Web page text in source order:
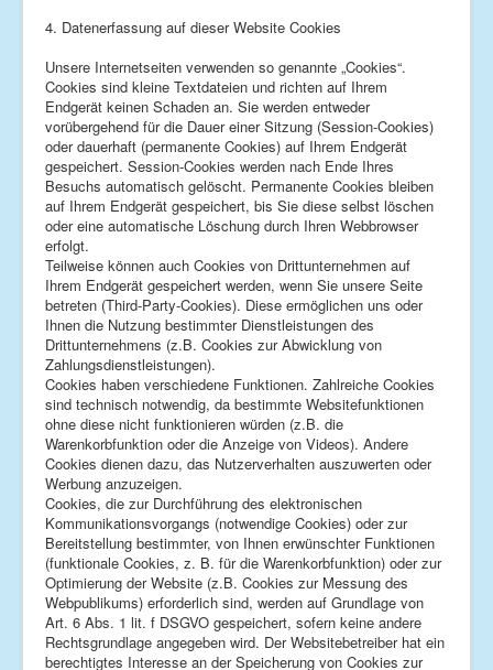
4. Datenerfassung auf dieser Website Cookies
Unsere Internetseiten verwenden so genannte „Cookies“.
Cookies sind kleine Textdateien und richten auf Ihrem
Endgerät keinen Schaden an. Sie werden entweder
vorübergehend für die Dauer einer Sitzung (Session-Cookies)
oder dauerhaft (permanente Cookies) auf Ihrem Endgerät
gespeichert. Session-Cookies werden nach Ende Ihres
Besuchs automatisch gelöscht. Permanente Cookies bleiben
auf Ihrem Endgerät gespeichert, bis Sie diese selbst löschen
oder eine automatische Löschung durch Ihren Webbrowser
erfolgt.
Teilweise können auch Cookies von Drittunternehmen auf
Ihrem Endgerät gespeichert werden, wenn Sie unsere Seite
betreten (Third-Party-Cookies). Diese ermöglichen uns oder
Ihnen die Nutzung bestimmter Dienstleistungen des
Drittunternehmens (z.B. Cookies zur Abwicklung von
Zahlungsdienstleistungen).
Cookies haben verschiedene Funktionen. Zahlreiche Cookies
sind technisch notwendig, da bestimmte Websitefunktionen
ohne diese nicht funktionieren würden (z.B. die
Warenkorbfunktion oder die Anzeige von Videos). Andere
Cookies dienen dazu, das Nutzerverhalten auszuwerten oder
Werbung anzuzeigen.
Cookies, die zur Durchführung des elektronischen
Kommunikationsvorgangs (notwendige Cookies) oder zur
Bereitstellung bestimmter, von Ihnen erwünschter Funktionen
(funktionale Cookies, z. B. für die Warenkorbfunktion) oder zur
Optimierung der Website (z.B. Cookies zur Messung des
Webpublikums) erforderlich sind, werden auf Grundlage von
Art. 6 Abs. 1 lit. f DSGVO gespeichert, sofern keine andere
Rechtsgrundlage angegeben wird. Der Websitebetreiber hat ein
berechtigtes Interesse an der Speicherung von Cookies zur